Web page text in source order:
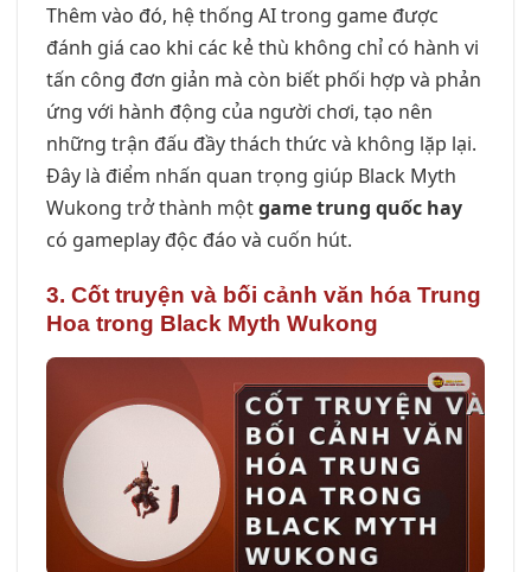
Thêm vào đó, hệ thống AI trong game được
đánh giá cao khi các kẻ thù không chỉ có hành vi
tấn công đơn giản mà còn biết phối hợp và phản
ứng với hành động của người chơi, tạo nên
những trận đấu đầy thách thức và không lặp lại.
Đây là điểm nhấn quan trọng giúp Black Myth
Wukong trở thành mộtgame trung quốc hay
có gameplay độc đáo và cuốn hút.
3. Cốt truyện và bối cảnh văn hóa Trung
Hoa trong Black Myth Wukong